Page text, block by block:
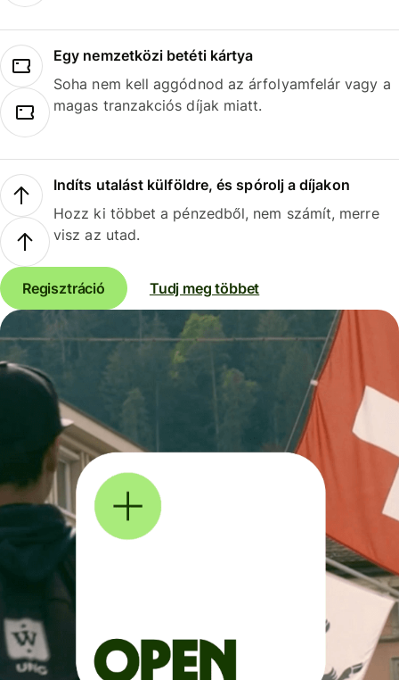
Egy nemzetközi betéti kártya
Soha nem kell aggódnod az árfolyamfelár vagy a
magas tranzakciós díjak miatt.
Indíts utalást külföldre, és spórolj a díjakon
Hozz ki többet a pénzedből, nem számít, merre
visz az utad.
Regisztráció Tudj meg többet